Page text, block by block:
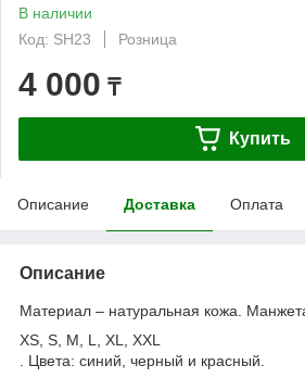
В наличии
Код: SH23
Розница
4 000 ₸
Купить
Описание Доставка Оплата
Описание
Материал – натуральная кожа.
XS, S, M, L, XL, XXL
. Цвета: синий, черный и красный.